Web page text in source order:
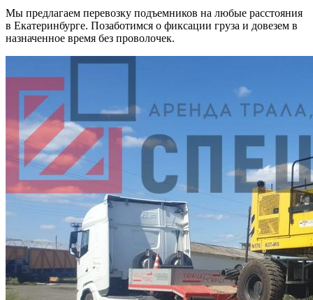
Мы предлагаем перевозку подъемников на любые расстояния
в Екатеринбурге. Позаботимся о фиксации груза и довезем в
назначенное время без проволочек.